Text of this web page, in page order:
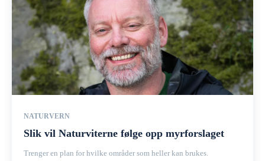
NATURVERN
Slik vil Naturviterne følge opp myrforslaget
Trenger en plan for hvilke områder som heller kan brukes.